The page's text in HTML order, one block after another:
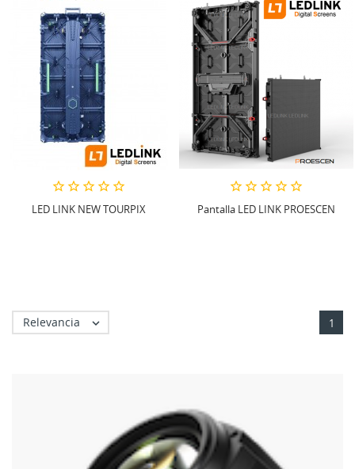
LED LINK NEW TOURPIX Pantalla LED LINK PROESCEN
Relevancia  1